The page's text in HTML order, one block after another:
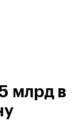
млрд в